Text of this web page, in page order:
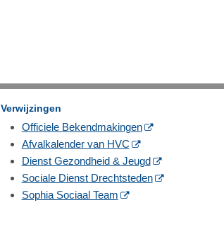
Verwijzingen
Officiele Bekendmakingen
Afvalkalender van HVC
Dienst Gezondheid & Jeugd
Sociale Dienst Drechtsteden
Sophia Sociaal Team